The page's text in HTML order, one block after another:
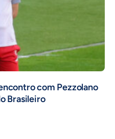
com Pezzolano
Brasileiro